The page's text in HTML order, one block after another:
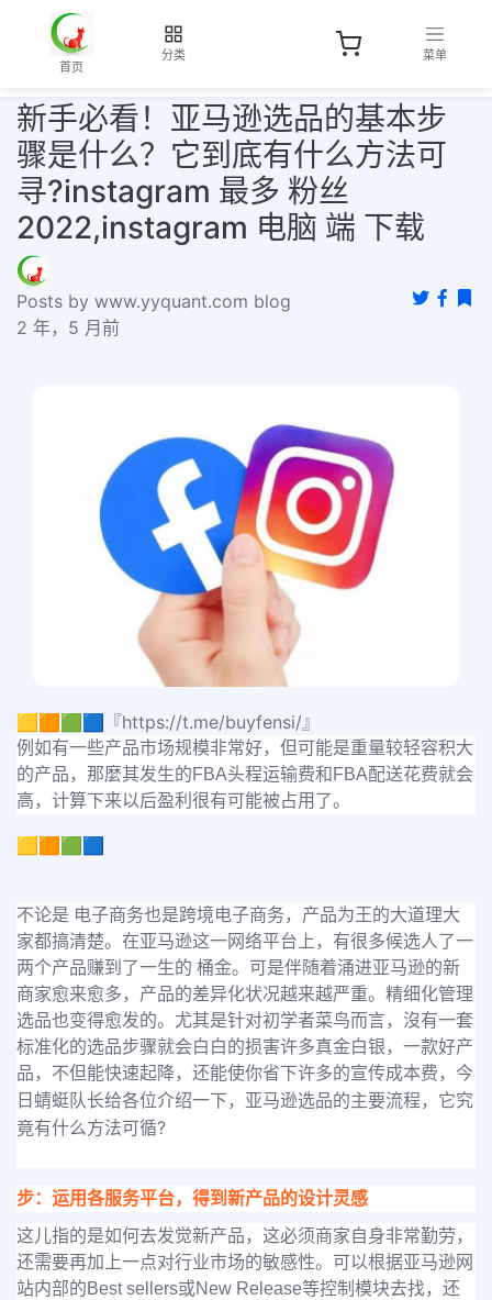
首页
分类 菜单
新手必看！亚马逊选品的基本步
骤是什么？它到底有什么方法可
寻?instagram 最多 粉丝
2022,instagram 电脑 端 下载
Posts by www.yyquant.com blog
2 年，5 月前
🟨🟧🟩🟦『https://t.me/buyfensi/』
例如有一些产品市场规模非常好，但可能是重量较轻容积大
的产品，那麼其发生的FBA头程运输费和FBA配送花费就会
高，计算下来以后盈利很有可能被占用了。
🟨🟧🟩🟦
不论是 电子商务也是跨境电子商务，产品为王的大道理大
家都搞清楚。在亚马逊这一网络平台上，有很多候选人了一
两个产品赚到了一生的 桶金。可是伴随着涌进亚马逊的新
商家愈来愈多，产品的差异化状况越来越严重。精细化管理
选品也变得愈发的。尤其是针对初学者菜鸟而言，沒有一套
标准化的选品步骤就会白白的损害许多真金白银，一款好产
品，不但能快速起降，还能使你省下许多的宣传成本费，今
日蜻蜓队长给各位介绍一下， 亚马逊选品的主要流程，它究
竟有什么方法可循?
步：运用各服务平台，得到新产品的设计灵感
这儿指的是如何去发觉新产品，这必须商家自身非常勤劳，
还需要再加上一点对行业市场的敏感性。可以根据亚马逊网
站内部的Best sellers或New Release等控制模块去找，还